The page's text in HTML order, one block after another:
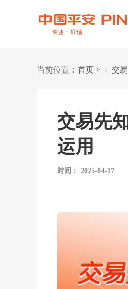
当前位置： 首页 > 交
交易先
运用
时间： 2025-04-17